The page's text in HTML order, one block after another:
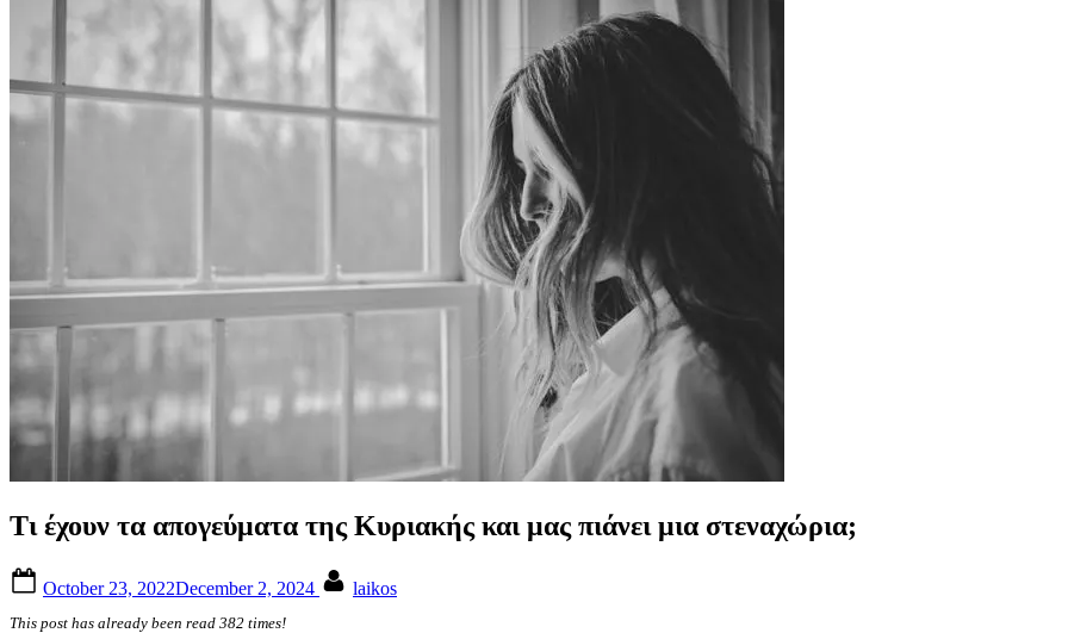
Τι έχουν τα απογεύματα της Κυριακής και μας πιάνει μια στεναχώρια;
on
October 23, 2022December 2, 2024 laikos
This post has already been read 382 times!